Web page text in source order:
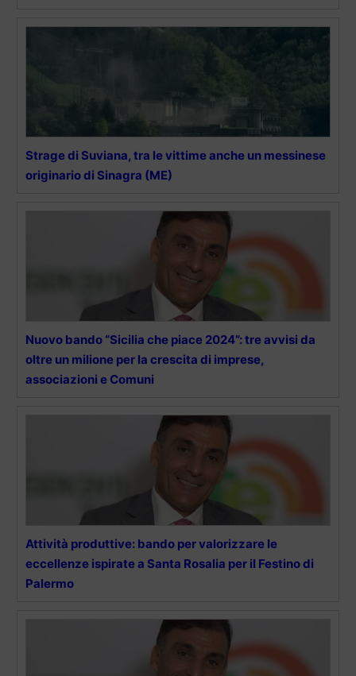
Strage di Suviana, tra le vittime anche un messinese
originario di Sinagra (ME)
Nuovo bando “Sicilia che piace 2024”: tre avvisi da
oltre un milione per la crescita di imprese,
associazioni e Comuni
Attività produttive: bando per valorizzare le
eccellenze ispirate a Santa Rosalia per il Festino di
Palermo